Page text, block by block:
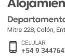
Mitre 228 Colón
CELULAR
+54 9